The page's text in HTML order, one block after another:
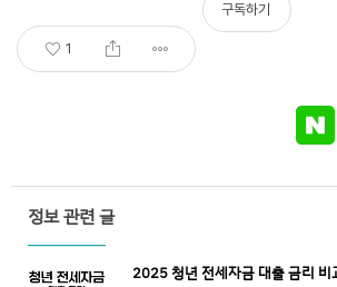
1
구독하기
정보 관련 글